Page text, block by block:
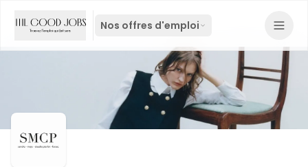
Nos offres d'emploi